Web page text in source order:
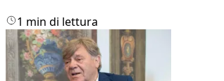
1 min di lettura